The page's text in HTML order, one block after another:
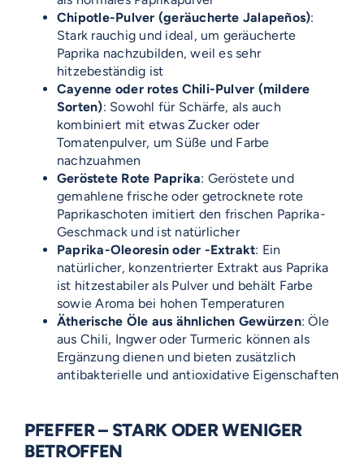
Chipotle-Pulver (geräucherte Jalapeños):
Stark rauchig und ideal, um geräucherte
Paprika nachzubilden, weil es sehr
hitzebeständig ist
Cayenne oder rotes Chili-Pulver (mildere
Sorten): Sowohl für Schärfe, als auch
kombiniert mit etwas Zucker oder
Tomatenpulver, um Süße und Farbe
nachzuahmen
Geröstete Rote Paprika: Geröstete und
gemahlene frische oder getrocknete rote
Paprikaschoten imitiert den frischen Paprika-
Geschmack und ist natürlicher
Paprika-Oleoresin oder -Extrakt: Ein
natürlicher, konzentrierter Extrakt aus Paprika
ist hitzestabiler als Pulver und behält Farbe
sowie Aroma bei hohen Temperaturen
Ätherische Öle aus ähnlichen Gewürzen: Öle
aus Chili, Ingwer oder Turmeric können als
Ergänzung dienen und bieten zusätzlich
antibakterielle und antioxidative Eigenschaften
PFEFFER – STARK ODER WENIGER
BETROFFEN